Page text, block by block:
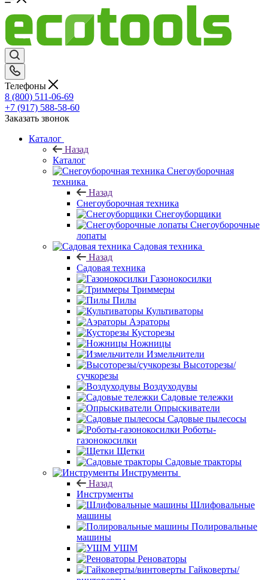
Телефоны
8 (800) 511-06-69
+7 (917) 588-58-60
Заказать звонок
Каталог
Назад
Каталог
Снегоуборочная
техника
Назад
Снегоуборочная техника
Снегоуборщики
Снегоуборочные
лопаты
Садовая техника
Назад
Садовая техника
Газонокосилки
Триммеры
Пилы
Культиваторы
Аэраторы
Кусторезы
Ножницы
Измельчители
Высоторезы/
сучкорезы
Воздуходувы
Садовые тележки
Опрыскиватели
Садовые пылесосы
Роботы-
газонокосилки
Щетки
Садовые тракторы
Инструменты
Назад
Инструменты
Шлифовальные
машины
Полировальные
машины
УШМ
Реноваторы
Гайковерты/